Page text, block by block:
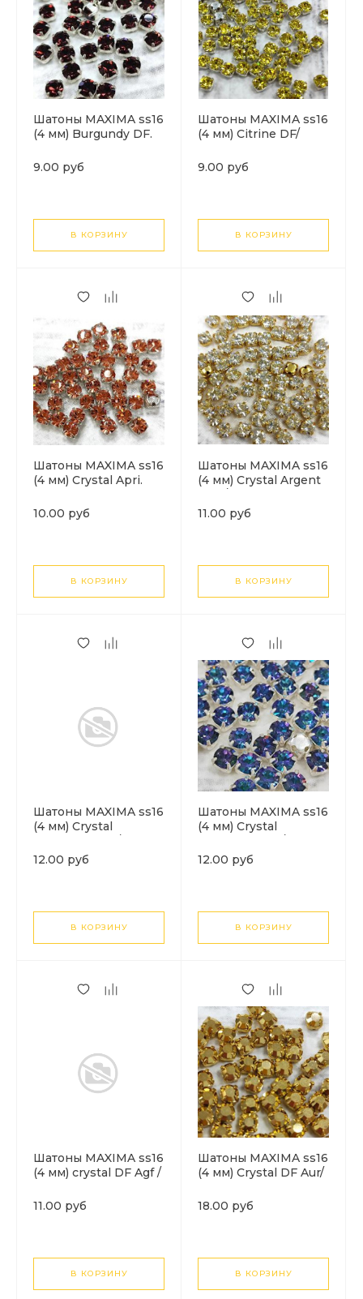
Шатоны MAXIMA ss16
(4 мм) Burgundy DF.
шт
9.00 руб
В КОРЗИНУ
Шатоны MAXIMA ss16
(4 мм) Citrine DF/
9.00 руб
В КОРЗИНУ
Шатоны MAXIMA ss16
(4 мм) Crystal Apri.
шт
10.00 руб
В КОРЗИНУ
Шатоны MAXIMA ss16
(4 мм) Crystal Argent
11.00 руб
В КОРЗИНУ
Шатоны MAXIMA ss16
(4 мм) Crystal
1шт
12.00 руб
В КОРЗИНУ
Шатоны MAXIMA ss16
(4 мм) Crystal
серебро. 1шт
12.00 руб
В КОРЗИНУ
Шатоны MAXIMA ss16
(4 мм) crystal DF Agf /
11.00 руб
В КОРЗИНУ
Шатоны MAXIMA ss16
(4 мм) Crystal DF Aur/
18.00 руб
В КОРЗИНУ